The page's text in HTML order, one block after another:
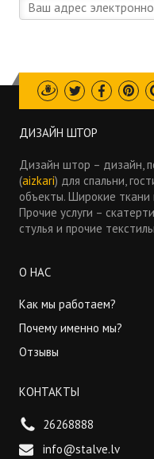
Draugiem
TwitterFacebook
ДИЗАЙН ШТОР
Дизайн штор – дизайн,
(aizkari) для спальни,
объекты. Широкие
Прочие услуги –
стулья и прочие
О НАС
Как мы работаем?
Почему именно мы?
Отзывы
КОНТАКТЫ
26268888
info@stalve.lv